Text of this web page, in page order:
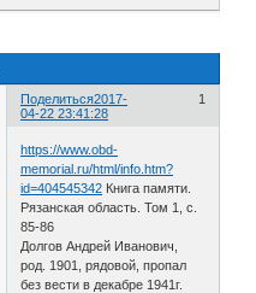
Поделиться 1
2017-
04-22 23:41:28
https://www.obd-
memorial.ru/html/info.htm?
id=404545342 Книга памяти.
Рязанская область. Том 1, с.
85-86
Долгов Андрей Иванович,
род. 1901, рядовой, пропал
без вести в декабре 1941г.